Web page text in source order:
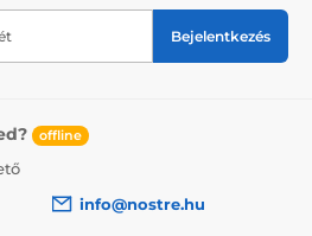
Bejelentkezés
offline
info@nostre.hu